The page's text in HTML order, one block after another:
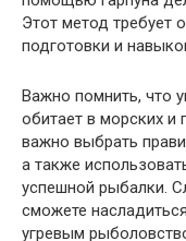
Этот метод требует
подготовки и
Важно помнить, что
обитает в морских
важно выбрать
а также
успешной рыбалки.
сможете
угревым